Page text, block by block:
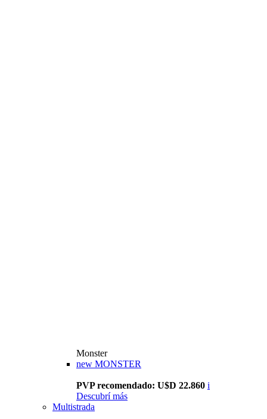
Monster
new MONSTER
PVP recomendado: U$D 22.860 i
Descubrí más
Multistrada